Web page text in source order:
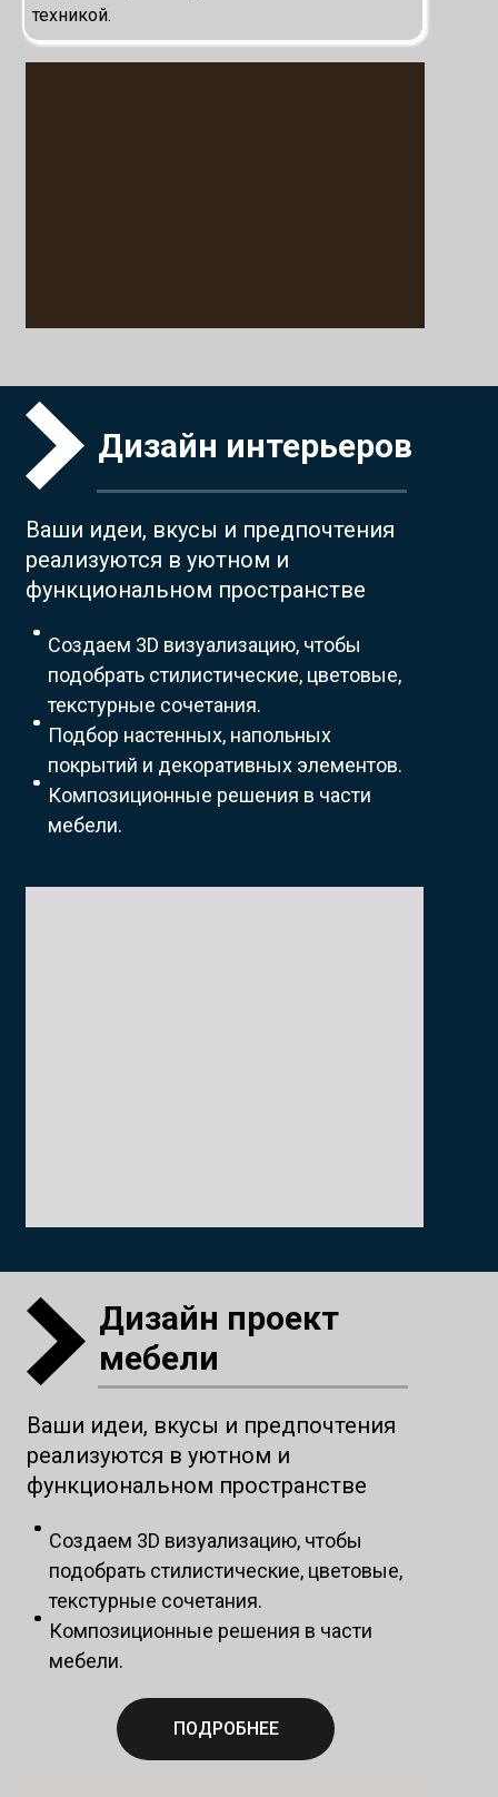
техникой.
Создаем 3D визуализацию, чтобы
подобрать стилистические, цветовые,
текстурные сочетания.
Подбор настенных, напольных
покрытий и декоративных элементов.
Композиционные решения в части
мебели.
Ваши идеи, вкусы и предпочтения
реализуются в уютном и
функциональном пространстве
Дизайн интерьеров
ПОДРОБНЕЕ
Создаем 3D визуализацию, чтобы
подобрать стилистические, цветовые,
текстурные сочетания.
Композиционные решения в части
мебели.
Ваши идеи, вкусы и предпочтения
реализуются в уютном и
функциональном пространстве
Дизайн проект
мебели